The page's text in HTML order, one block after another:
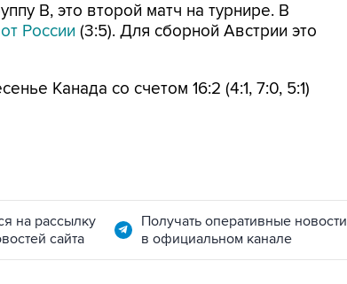
В, это второй матч на турнире. В
России (3:5). Для сборной Австрии это
Канада со счетом 16:2 (4:1, 7:0, 5:1)
на рассылку
сайта
Получать оперативные новости
в официальном канале